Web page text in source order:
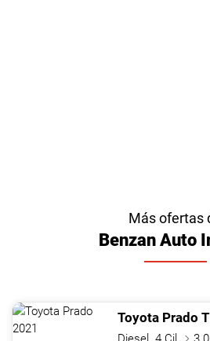
Más ofertas
Benzan Auto
Toyota Prado